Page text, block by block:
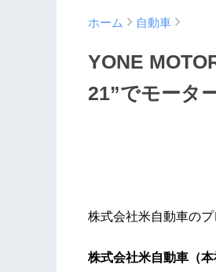
ホーム 自動車
YONE
21”でモータ
株式会社米自動車の
株式会社米自動車（